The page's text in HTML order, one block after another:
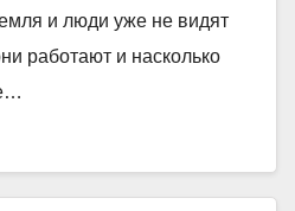
и люди уже не видят
работают и насколько